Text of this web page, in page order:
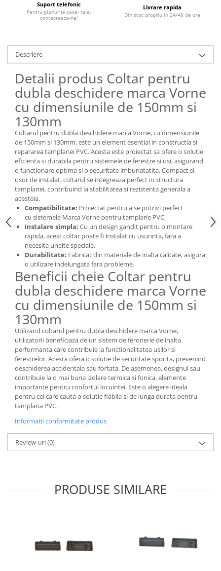
Suport telefonic
Pentru planurile casei tale,
contacteaza-ne!
Livrare rapida
Din stoc propriu in 24/48 de ore
Descriere
Detalii produs Coltar pentru
dubla deschidere marca Vorne
cu dimensiunile de 150mm si
130mm
Coltarul pentru dubla deschidere marca Vorne, cu dimensiunile
de 150mm si 130mm, este un element esential in constructia si
repararea tamplariei PVC. Acesta este proiectat sa ofere o solutie
eficienta si durabila pentru sistemele de ferestre si usi, asigurand
o functionare optima si o securitate imbunatatita. Compact si
usor de instalat, coltarul se integreaza perfect in structura
tamplariei, contribuind la stabilitatea si rezistenta generala a
acesteia.
Compatibilitate: Proiectat pentru a se potrivi perfect
cu sistemele Marca Vorne pentru tamplarie PVC.
Instalare simpla: Cu un design gandit pentru o montare
rapida, acest coltar poate fi instalat cu usurinta, fara a
necesita unelte speciale.
Durabilitate: Fabricat din materiale de inalta calitate, asigura
o utilizare indelungata fara probleme.
Beneficii cheie Coltar pentru
dubla deschidere marca Vorne
cu dimensiunile de 150mm si
130mm
Utilizand coltarul pentru dubla deschidere marca Vorne,
utilizatorii beneficiaza de un sistem de feronerie de inalta
performanta care contribuie la functionalitatea usilor si
ferestrelor. Acesta ofera o solutie de securitate sporita, prevenind
deschiderea accidentala sau fortata. De asemenea, designul sau
contribuie la o mai buna izolare termica si fonica, elemente
importante pentru confortul locuintei. Este o alegere ideala
pentru cei care cauta o solutie fiabila si de lunga durata pentru
tamplaria PVC.
Informatii conformitate produs
Review-uri(0)
PRODUSE SIMILARE